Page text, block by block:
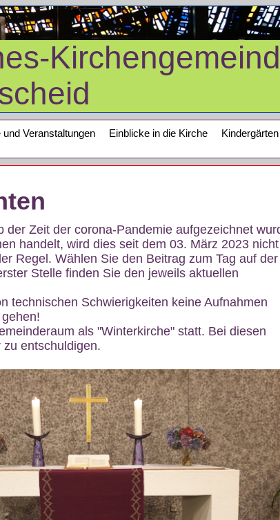
und Veranstaltungen Einblicke in die Kirche
Kindergärten
Zeit der corona-Pandemie aufgezeichnet
handelt, wird dies seit dem 03. März 2023 nicht
Regel. Wählen Sie den Beitrag zum Tag auf der
Stelle finden Sie den jeweils aktuellen
technischen Schwierigkeiten keine Aufnahmen
als "Winterkirche" statt. Bei diesen
entschuldigen.